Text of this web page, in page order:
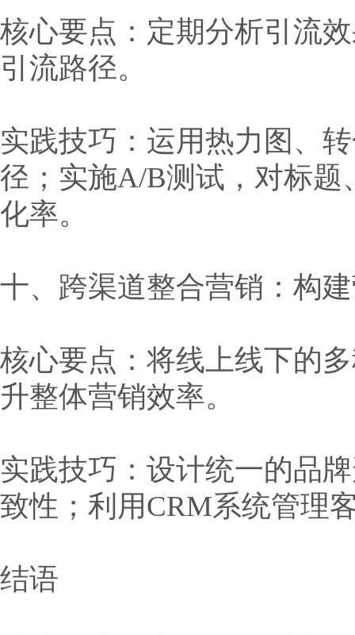
核心要点：定期分析引流
引流路径。
实践技巧：运用热力图、
径；实施A/B测试，对标题
化率。
十、跨渠道整合营销：构
核心要点：将线上线下的
升整体营销效率。
实践技巧：设计统一的品
致性；利用CRM系统管理
结语